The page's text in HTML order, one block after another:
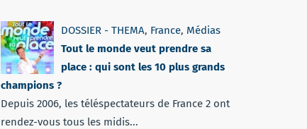
DOSSIER - THEMA, France, Médias
Tout le monde veut prendre sa
place : qui sont les 10 plus grands
champions ?
Depuis 2006, les téléspectateurs de France 2 ont
rendez-vous tous les midis...